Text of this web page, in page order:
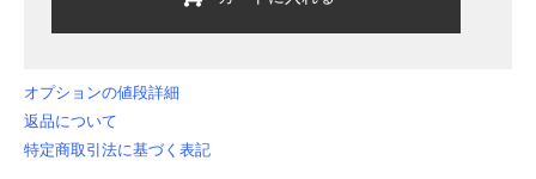
オプションの値段詳細
返品について
特定商取引法に基づく表記